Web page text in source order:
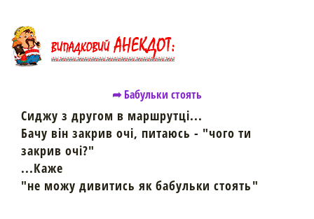
➦ Бабульки стоять
Сиджу з другом в маршрутці...
Бачу він закрив очі, питаюсь - "чого ти
закрив очі?"
...Каже
"не можу дивитись як бабульки стоять"